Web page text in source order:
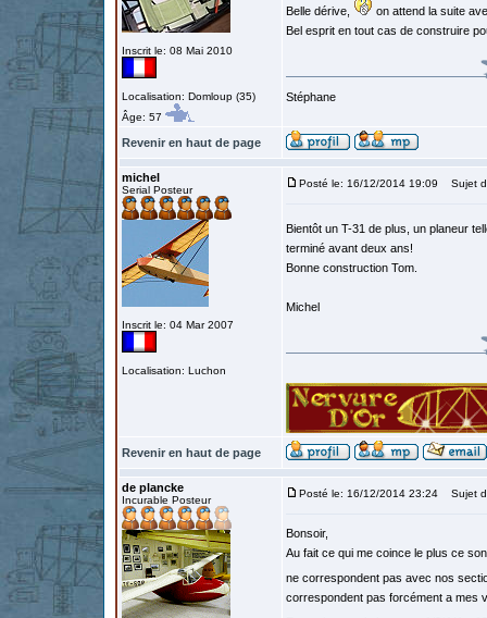
Inscrit le: 08 Mai 2010
Localisation: Domloup (35)
Âge: 57
Belle dérive,
on attend la suite
Bel esprit en tout cas de construire
Stéphane
Revenir en haut de page
michel
Serial Posteur
Inscrit le: 04 Mar 2007
Localisation: Luchon
Posté le: 16/12/2014 19:09 Sujet
Bientôt un T-31 de plus, un planeur
terminé avant deux ans!
Bonne construction Tom.
Michel
Revenir en haut de page
de plancke
Incurable Posteur
Posté le: 16/12/2014 23:24 Sujet
Bonsoir,
Au fait ce qui me coince le plus ce
ne correspondent pas avec nos
correspondent pas forcément a mes